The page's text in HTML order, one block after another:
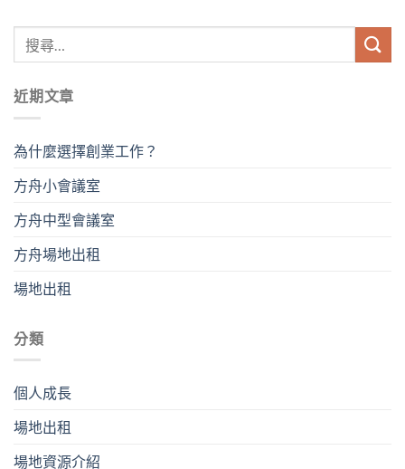
近期文章
為什麼選擇創業工作？
方舟小會議室
方舟中型會議室
方舟場地出租
場地出租
分類
個人成長
場地出租
場地資源介紹